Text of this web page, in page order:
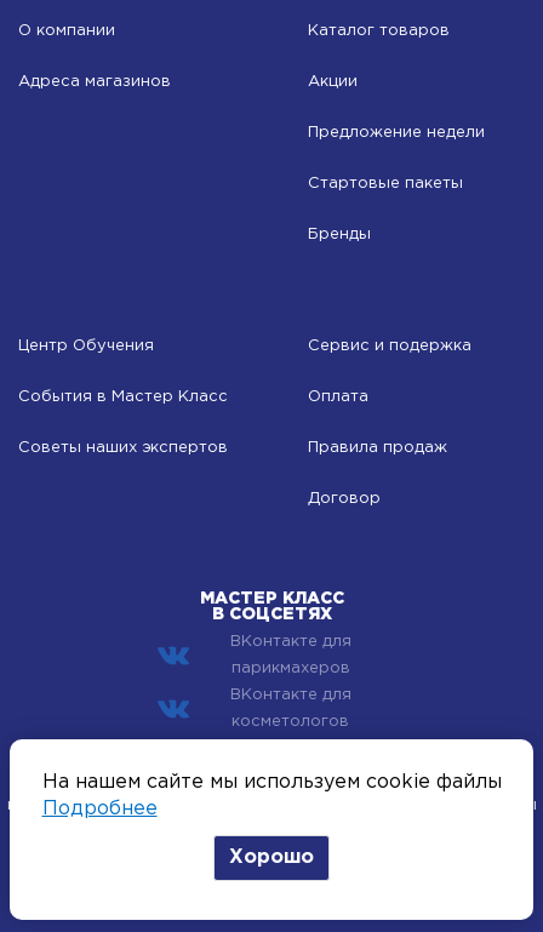
О компании
Адреса магазинов
Каталог товаров
Акции
Предложение недели
Стартовые пакеты
Бренды
Центр Обучения
События в Мастер Класс
Советы наших экспертов
Сервис и подержка
Оплата
Правила продаж
Договор
МАСТЕР КЛАСС
В СОЦСЕТЯХ
ВКонтакте для
парикмахеров
ВКонтакте для
косметологов
© 2002–2026 Компания Мастер Класс - профессиональная
косметика для лица, тела и волос. Все хиты индустрии красоты
Политика конфиденциальности
На нашем сайте мы используем cookie файлы
Подробнее
Хорошо